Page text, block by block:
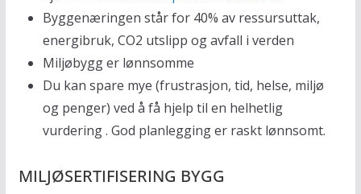
Byggenæringen står for 40% av ressursuttak,
energibruk, CO2 utslipp og avfall i verden
Miljøbygg er lønnsomme
Du kan spare mye (frustrasjon, tid, helse, miljø
og penger) ved å få hjelp til en helhetlig
vurdering . God planlegging er raskt lønnsomt.
MILJØSERTIFISERING BYGG